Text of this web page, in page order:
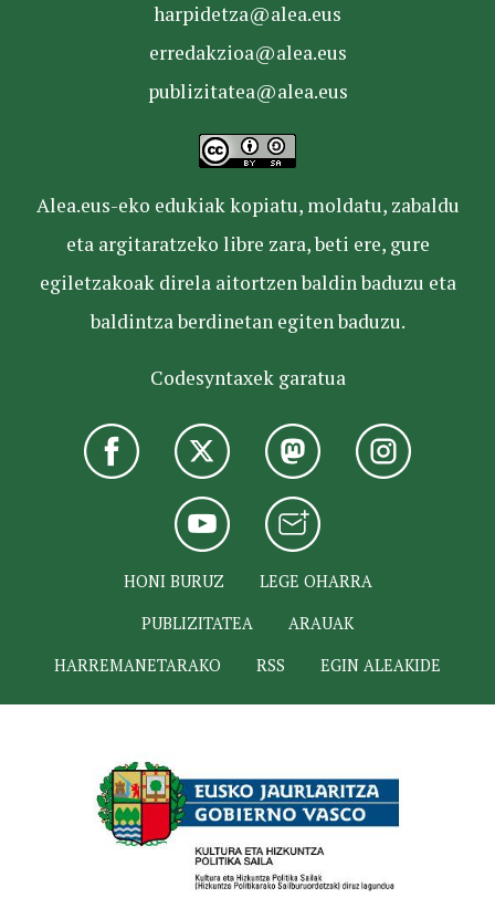
harpidetza@alea.eus
erredakzioa@alea.eus
publizitatea@alea.eus
Alea.eus-eko edukiak kopiatu, moldatu, zabaldu
eta argitaratzeko libre zara, beti ere, gure
egiletzakoak direla aitortzen baldin baduzu eta
baldintza berdinetan egiten baduzu.
Codesyntaxek garatua
HONI BURUZ
LEGE OHARRA
PUBLIZITATEA
ARAUAK
HARREMANETARAKO
RSS EGIN ALEAKIDE